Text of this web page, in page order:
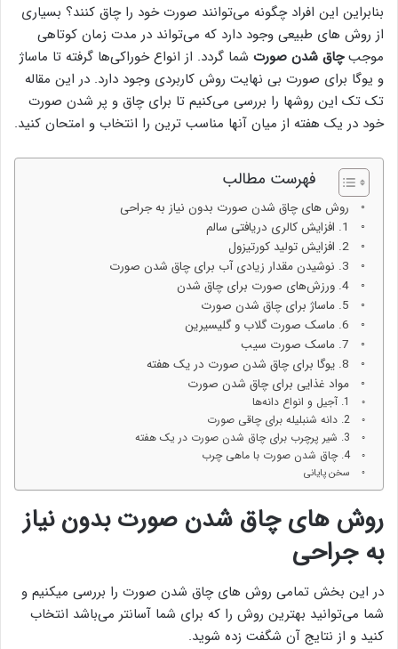
بنابراین این افراد چگونه می‌توانند صورت خود را چاق کنند؟ بسیاری
از روش های طبیعی وجود دارد که می‌تواند در مدت زمان کوتاهی
موجبچاق شدن صورت شما گردد. از انواع خوراکی‌ها گرفته تا ماساژ
و یوگا برای صورت بی نهایت روش کاربردی وجود دارد. در این مقاله
تک تک این روشها را بررسی می‌کنیم تا برای چاق و پر شدن صورت
خود در یک هفته از میان آنها مناسب ترین را انتخاب و امتحان کنید.
فهرست مطالب
روش های چاق شدن صورت بدون نیاز به جراحی
1. افزایش کالری دریافتی سالم
2. افزایش تولید کورتیزول
3. نوشیدن مقدار زیادی آب برای چاق شدن صورت
4. ورزش‌های صورت برای چاق شدن
5. ماساژ برای چاق شدن صورت
6. ماسک صورت گلاب و گلیسیرین
7. ماسک صورت سیب
8. یوگا برای چاق شدن صورت در یک هفته
مواد غذایی برای چاق شدن صورت
1. آجیل و انواع دانه‌ها
2. دانه شنبلیله برای چاقی صورت
3. شیر پرچرب برای چاق شدن صورت در یک هفته
4. چاق شدن صورت با ماهی چرب
سخن پایانی
روش های چاق شدن صورت بدون نیاز
به جراحی
در این بخش تمامی روش های چاق شدن صورت را بررسی میکنیم و
شما می‌توانید بهترین روش را که برای شما آسانتر می‌باشد انتخاب
کنید و از نتایج آن شگفت زده شوید.